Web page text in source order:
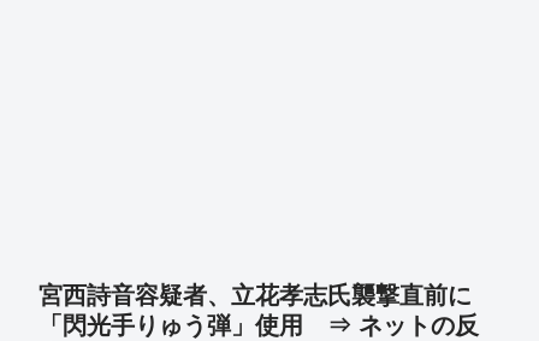
宮西詩音容疑者、立花孝志氏襲撃直前に
「閃光手りゅう弾」使用 ⇒ ネットの反